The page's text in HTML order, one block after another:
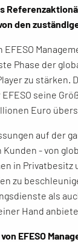
den
EFESO
Phase der
zu
seine
Euro
auf der
- von
in Privatbesitz
zu
als
Hand
EFESO